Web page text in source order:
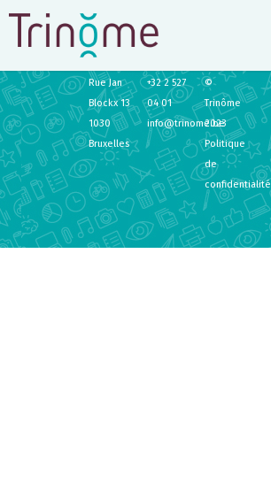
TRINÔME
Rue Jan
Blockx 13
1030
Bruxelles
+32 2 527
04 01
info@trinome.be
©
Trinôme
2023
Politique
de
confidentialité